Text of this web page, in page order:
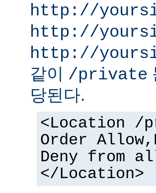
http://
http://
http://
같이 /private
당된다.
<Location /
Order
Deny from
</Location>